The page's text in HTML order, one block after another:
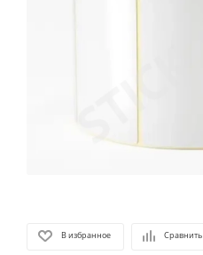
В избранное Сравнить